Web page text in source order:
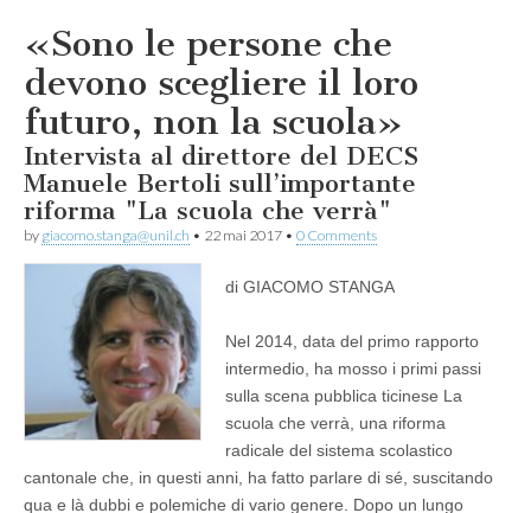
«Sono le persone che
devono scegliere il loro
futuro, non la scuola»
Intervista al direttore del DECS
Manuele Bertoli sull’importante
riforma "La scuola che verrà"
by giacomo.stanga@unil.ch • 22 mai 2017 • 0 Comments
di GIACOMO STANGA
Nel 2014, data del primo rapporto
intermedio, ha mosso i primi passi
sulla scena pubblica ticinese La
scuola che verrà, una riforma
radicale del sistema scolastico
cantonale che, in questi anni, ha fatto parlare di sé, suscitando
qua e là dubbi e polemiche di vario genere. Dopo un lungo